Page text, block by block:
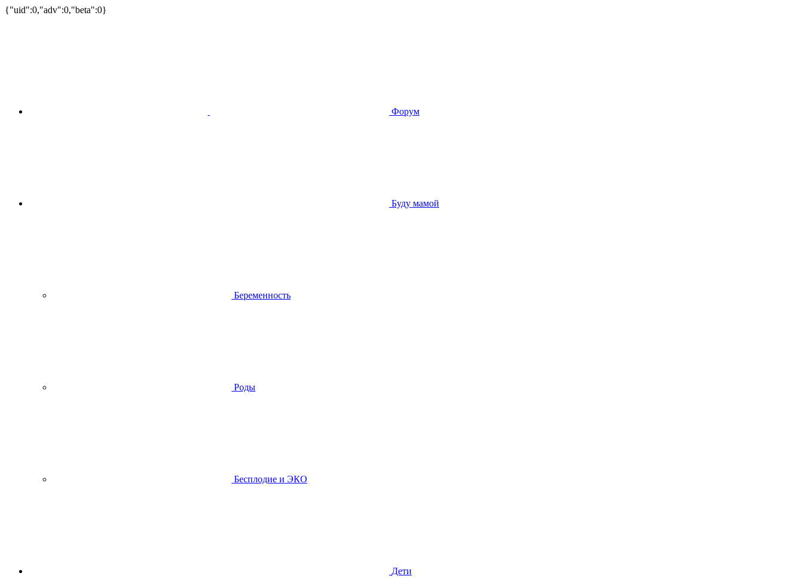
{"uid":0,"adv":0,"beta":0}
Форум
Буду мамой
Беременность
Роды
Бесплодие и ЭКО
Дети